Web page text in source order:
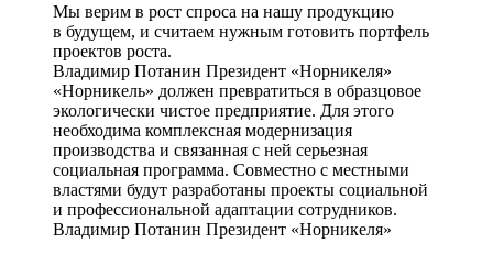
Мы верим в рост спроса на нашу продукцию
в будущем, и считаем нужным готовить портфель
проектов роста.
Владимир Потанин Президент «Норникеля»
«Норникель» должен превратиться в образцовое
экологически чистое предприятие. Для этого
необходима комплексная модернизация
производства и связанная с ней серьезная
социальная программа. Совместно с местными
властями будут разработаны проекты социальной
и профессиональной адаптации сотрудников.
Владимир Потанин Президент «Норникеля»